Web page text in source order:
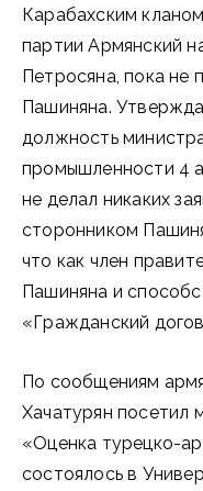
Карабахским
партии Армянский
Петросяна, пока не
Пашиняна.
должность
промышленности 4
не делал никаких
сторонником
что как член
Пашиняна и
«Гражданский
По сообщениям
Хачатурян посетил
«Оценка турецко-
состоялось в